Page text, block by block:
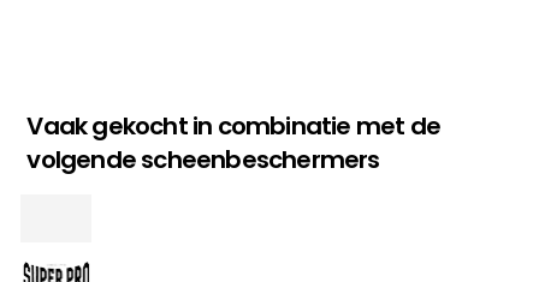
Vaak gekocht in combinatie met de
volgende scheenbeschermers